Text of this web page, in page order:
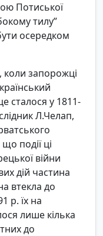
Потиської
тилу”
осередком
коли запорожці
сталося у 1811-
Л.Челап,
події ці
війни
дій частина
втекла до
р. їх на
лише кілька
до